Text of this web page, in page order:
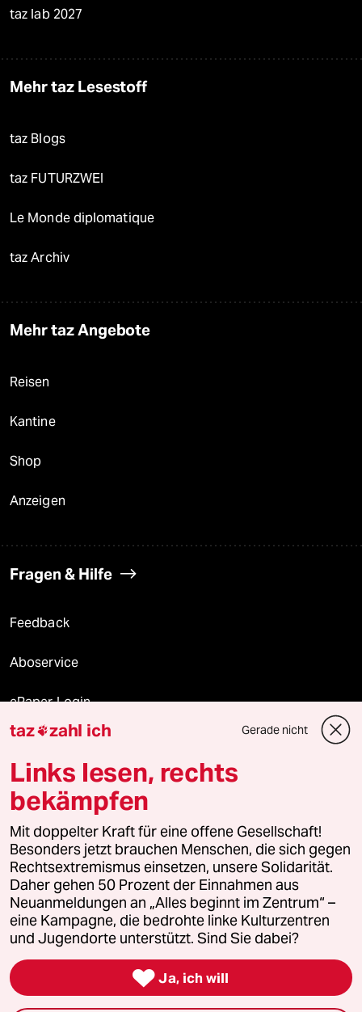
taz lab 2027
Mehr taz Lesestoff
taz Blogs
taz FUTURZWEI
Le Monde diplomatique
taz Archiv
Mehr taz Angebote
Reisen
Kantine
Shop
Anzeigen
Fragen & Hilfe
Feedback
Aboservice
ePaper Login
Downloads für Abonnierende
© 2026 taz Verlags und Vertriebs GmbH
Alle Rechte vorbehalten. Bei rechtlichen Fragen oder für Genehmigungen
wenden Sie sich bitte an
lizenzen@taz.de
Feedback Redaktionsstatut Kommune-Richtlinien
Leitlinie Informant Datenschutz Impressum AGB
Seitenwende Einwilligungen widerrufen (Ads)
taz zahl ich Gerade nicht
Links lesen, rechts
bekämpfen
Mit doppelter Kraft für eine offene Gesellschaft!
Besonders jetzt brauchen Menschen, die sich gegen
Rechtsextremismus einsetzen, unsere Solidarität.
Daher gehen 50 Prozent der Einnahmen aus
Neuanmeldungen an „Alles beginnt im Zentrum“ –
eine Kampagne, die bedrohte linke Kulturzentren
und Jugendorte unterstützt. Sind Sie dabei?
 Ja, ich will